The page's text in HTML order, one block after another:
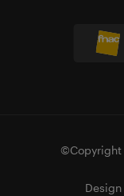
©Copyright